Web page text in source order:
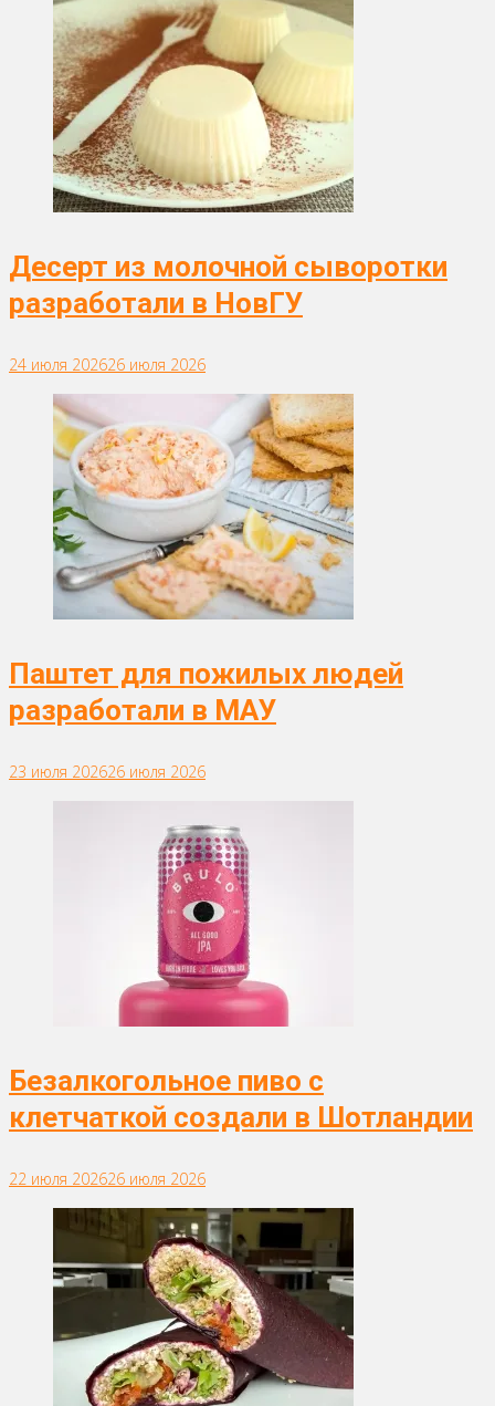
Десерт из молочной сыворотки
разработали в НовГУ
24 июля 202626 июля 2026
Паштет для пожилых людей
разработали в МАУ
23 июля 202626 июля 2026
Безалкогольное пиво с
клетчаткой создали в Шотландии
22 июля 202626 июля 2026